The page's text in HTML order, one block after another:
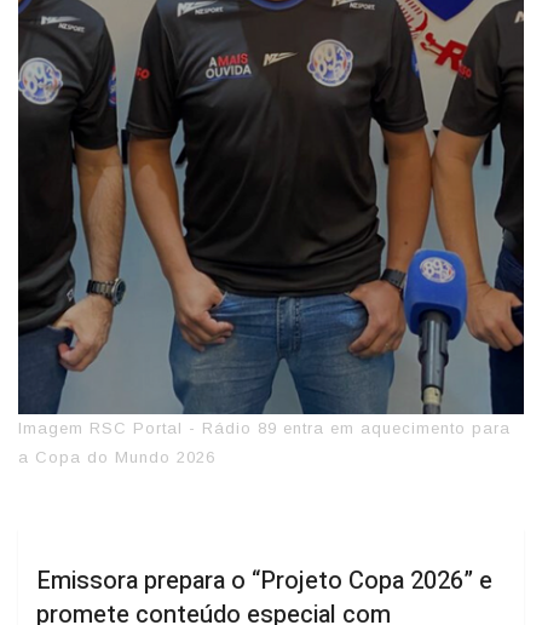
Imagem RSC Portal - Rádio 89 entra em aquecimento para
a Copa do Mundo 2026
Emissora prepara o “Projeto Copa 2026” e
promete conteúdo especial com